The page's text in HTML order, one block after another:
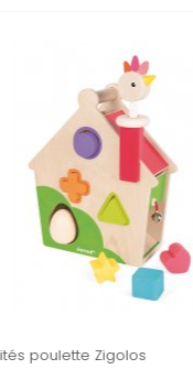
Ferme des formes